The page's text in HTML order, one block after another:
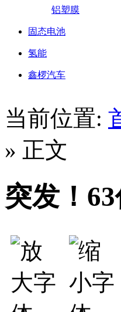
铝塑膜
固态电池
氢能
鑫椤汽车
当前位置:
» 正文
突发！